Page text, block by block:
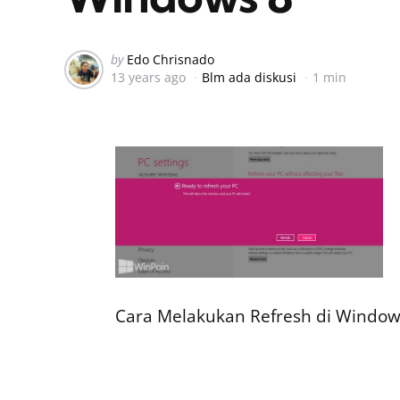
Posted
by
by Edo Chrisnado
13 years ago
Blm ada diskusi 1 min
Cara Melakukan Refresh di